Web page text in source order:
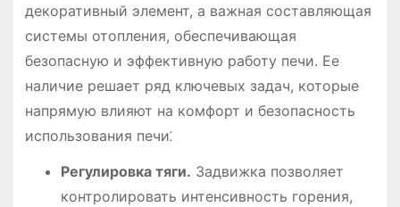
декоративный элемент, а важная составляющая
системы отопления, обеспечивающая
безопасную и эффективную работу печи. Ее
наличие решает ряд ключевых задач, которые
напрямую влияют на комфорт и безопасность
использования печи⁚
Регулировка тяги. Задвижка позволяет
контролировать интенсивность горения,